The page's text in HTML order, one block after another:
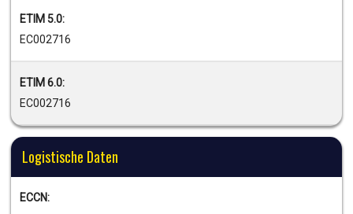
ETIM 5.0:
EC002716
ETIM 6.0:
EC002716
Logistische Daten
ECCN: